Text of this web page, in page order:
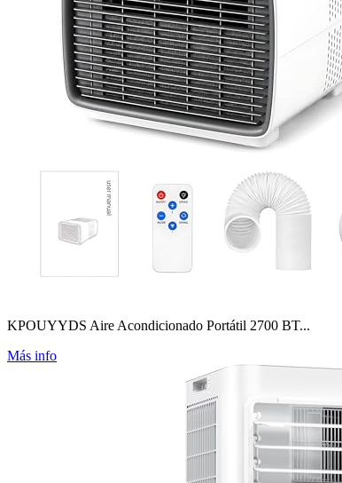
KPOUYYDS Aire Acondicionado Portátil 2700 BT...
Más info